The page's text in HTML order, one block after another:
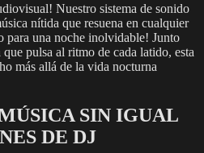
Nuestro sistema de sonido
nítida que resuena en cualquier
para una noche inolvidable! Junto
pulsa al ritmo de cada latido, esta
más allá de la vida nocturna
SIN IGUAL
DE DJ